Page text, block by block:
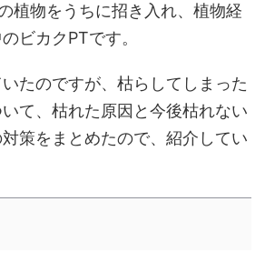
植物をうちに招き入れ、植物経
ビカクPTです。
たのですが、枯らしてしまった
て、枯れた原因と今後枯れない
策をまとめたので、紹介してい